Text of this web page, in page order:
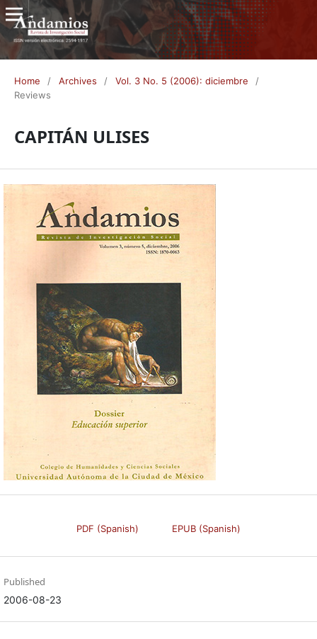
Home / Archives / Vol. 3 No. 5 (2006): diciembre
/
Reviews
CAPITÁN ULISES
PDF (Spanish) EPUB (Spanish)
Published
2006-08-23